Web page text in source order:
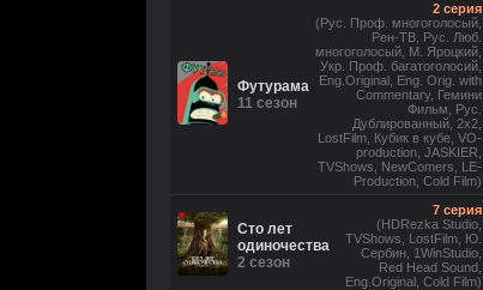
Футурама
11 сезон
2 серия
(Рус. Проф. многоголосый,
Рен-ТВ, Рус. Люб.
многоголосый, М. Яроцкий,
Укр. Проф. багатоголосий,
Eng.Original, Eng. Orig. with
Commentary, Гемини
Фильм, Рус.
Дублированный, 2x2,
LostFilm, Кубик в кубе, VO-
production, JASKIER,
TVShows, NewComers, LE-
Production, Cold Film)
Сто лет
одиночества
2 сезон
7 серия
(HDRezka Studio,
TVShows, LostFilm, Ю.
Сербин, 1WinStudio,
Red Head Sound,
Eng.Original, Cold Film)